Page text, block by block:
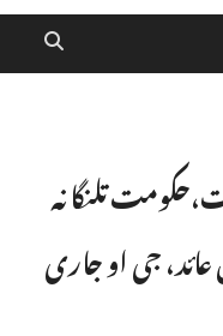
تلنگانہ
جی او جاری